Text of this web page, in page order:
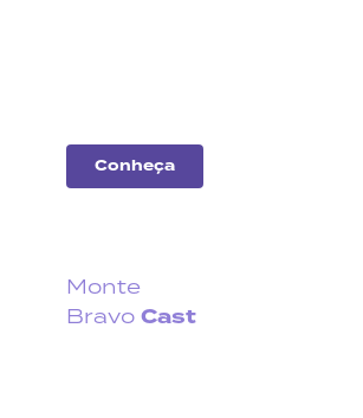
Conheça
Monte
Bravo Cast